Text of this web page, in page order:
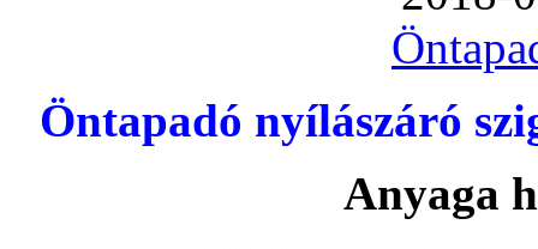
Öntapadó nyílászáró
Anyaga